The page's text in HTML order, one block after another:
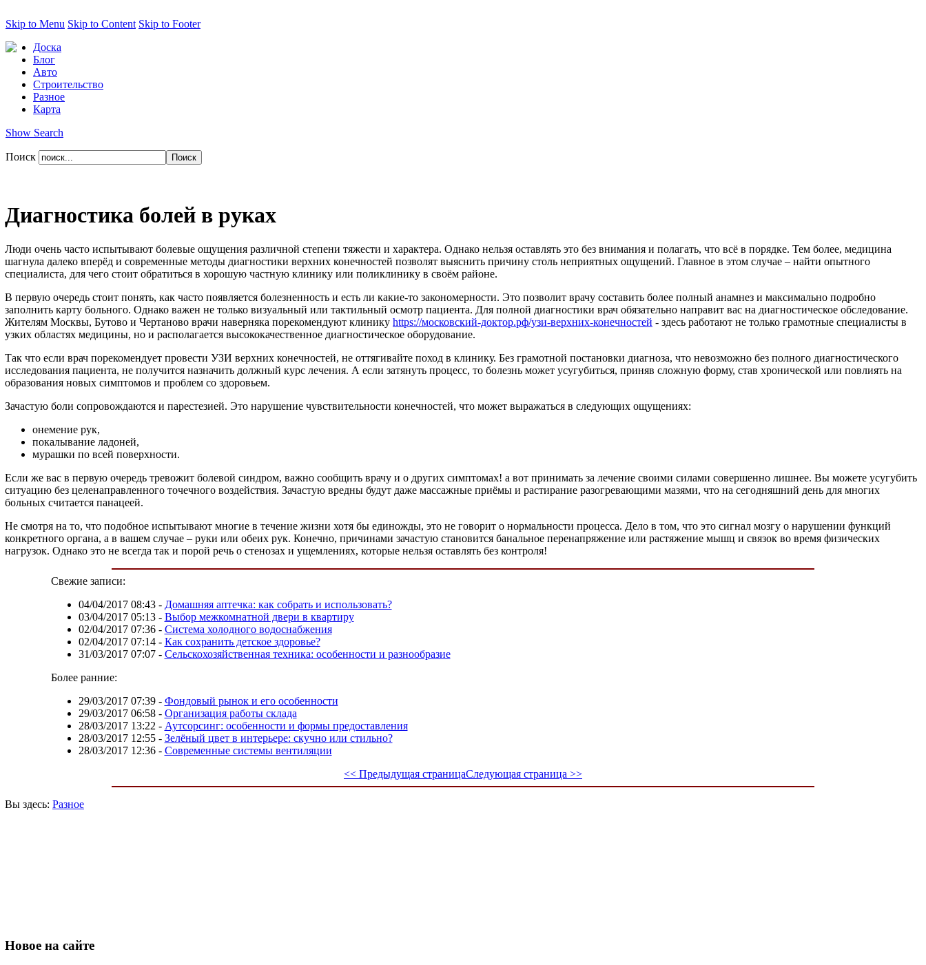
Skip to Menu Skip to Content Skip to Footer
Доска
Блог
Авто
Строительство
Разное
Карта
Show Search
Поиск
Диагностика болей в руках
Люди очень часто испытывают болевые ощущения различной степени тяжести и характера. Однако нельзя оставлять это без внимания и полагать, что всё в порядке. Тем более, медицина
шагнула далеко вперёд и современные методы диагностики верхних конечностей позволят выяснить причину столь неприятных ощущений. Главное в этом случае – найти опытного
специалиста, для чего стоит обратиться в хорошую частную клинику или поликлинику в своём районе.
В первую очередь стоит понять, как часто появляется болезненность и есть ли какие-то закономерности. Это позволит врачу составить более полный анамнез и максимально подробно
заполнить карту больного. Однако важен не только визуальный или тактильный осмотр пациента. Для полной диагностики врач обязательно направит вас на диагностическое обследование.
Жителям Москвы, Бутово и Чертаново врачи наверняка порекомендуют клинику https://московский-доктор.рф/узи-верхних-конечностей - здесь работают не только грамотные специалисты в
узких областях медицины, но и располагается высококачественное диагностическое оборудование.
Так что если врач порекомендует провести УЗИ верхних конечностей, не оттягивайте поход в клинику. Без грамотной постановки диагноза, что невозможно без полного диагностического
исследования пациента, не получится назначить должный курс лечения. А если затянуть процесс, то болезнь может усугубиться, приняв сложную форму, став хронической или повлиять на
образования новых симптомов и проблем со здоровьем.
Зачастую боли сопровождаются и парестезией. Это нарушение чувствительности конечностей, что может выражаться в следующих ощущениях:
онемение рук,
покалывание ладоней,
мурашки по всей поверхности.
Если же вас в первую очередь тревожит болевой синдром, важно сообщить врачу и о других симптомах! а вот принимать за лечение своими силами совершенно лишнее. Вы можете усугубить
ситуацию без целенаправленного точечного воздействия. Зачастую вредны будут даже массажные приёмы и растирание разогревающими мазями, что на сегодняшний день для многих
больных считается панацеей.
Не смотря на то, что подобное испытывают многие в течение жизни хотя бы единожды, это не говорит о нормальности процесса. Дело в том, что это сигнал мозгу о нарушении функций
конкретного органа, а в вашем случае – руки или обеих рук. Конечно, причинами зачастую становится банальное перенапряжение или растяжение мышц и связок во время физических
нагрузок. Однако это не всегда так и порой речь о стенозах и ущемлениях, которые нельзя оставлять без контроля!
Свежие записи:
04/04/2017 08:43- Домашняя аптечка: как собрать и использовать?
03/04/2017 05:13- Выбор межкомнатной двери в квартиру
02/04/2017 07:36- Система холодного водоснабжения
02/04/2017 07:14- Как сохранить детское здоровье?
31/03/2017 07:07- Сельскохозяйственная техника: особенности и разнообразие
Более ранние:
29/03/2017 07:39- Фондовый рынок и его особенности
29/03/2017 06:58- Организация работы склада
28/03/2017 13:22 - Аутсорсинг: особенности и формы предоставления
28/03/2017 12:55- Зелёный цвет в интерьере: скучно или стильно?
28/03/2017 12:36- Современные системы вентиляции
<< Предыдущая страницаСледующая страница >>
Вы здесь: Разное
Новое на сайте